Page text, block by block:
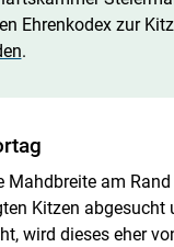
Ehrenkodex zur
.
Mahdbreite am
Kitzen abgesucht
wird dieses eher